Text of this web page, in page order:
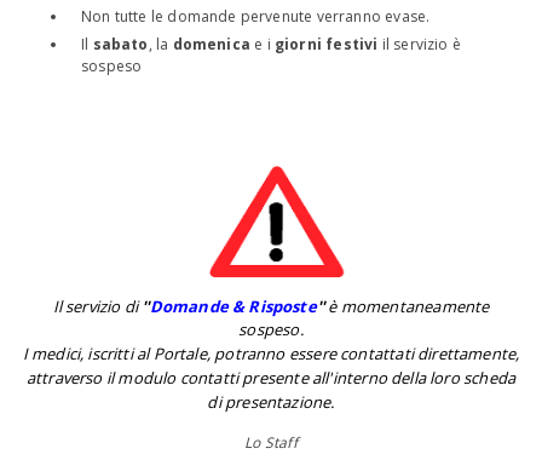
Non tutte le domande pervenute verranno evase.
Il sabato, la domenica e i giorni festivi il servizio è
sospeso
Il servizio di''Domande & Risposte''è momentaneamente
sospeso.
I medici, iscritti al Portale, potranno essere contattati direttamente,
attraverso il modulo contatti presente all'interno della loro scheda
di presentazione.
Lo Staff